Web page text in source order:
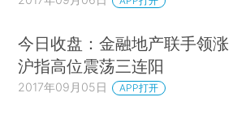
今日收盘：金融地产联手领涨
沪指高位震荡三连阳
2017年09月05日 APP打开